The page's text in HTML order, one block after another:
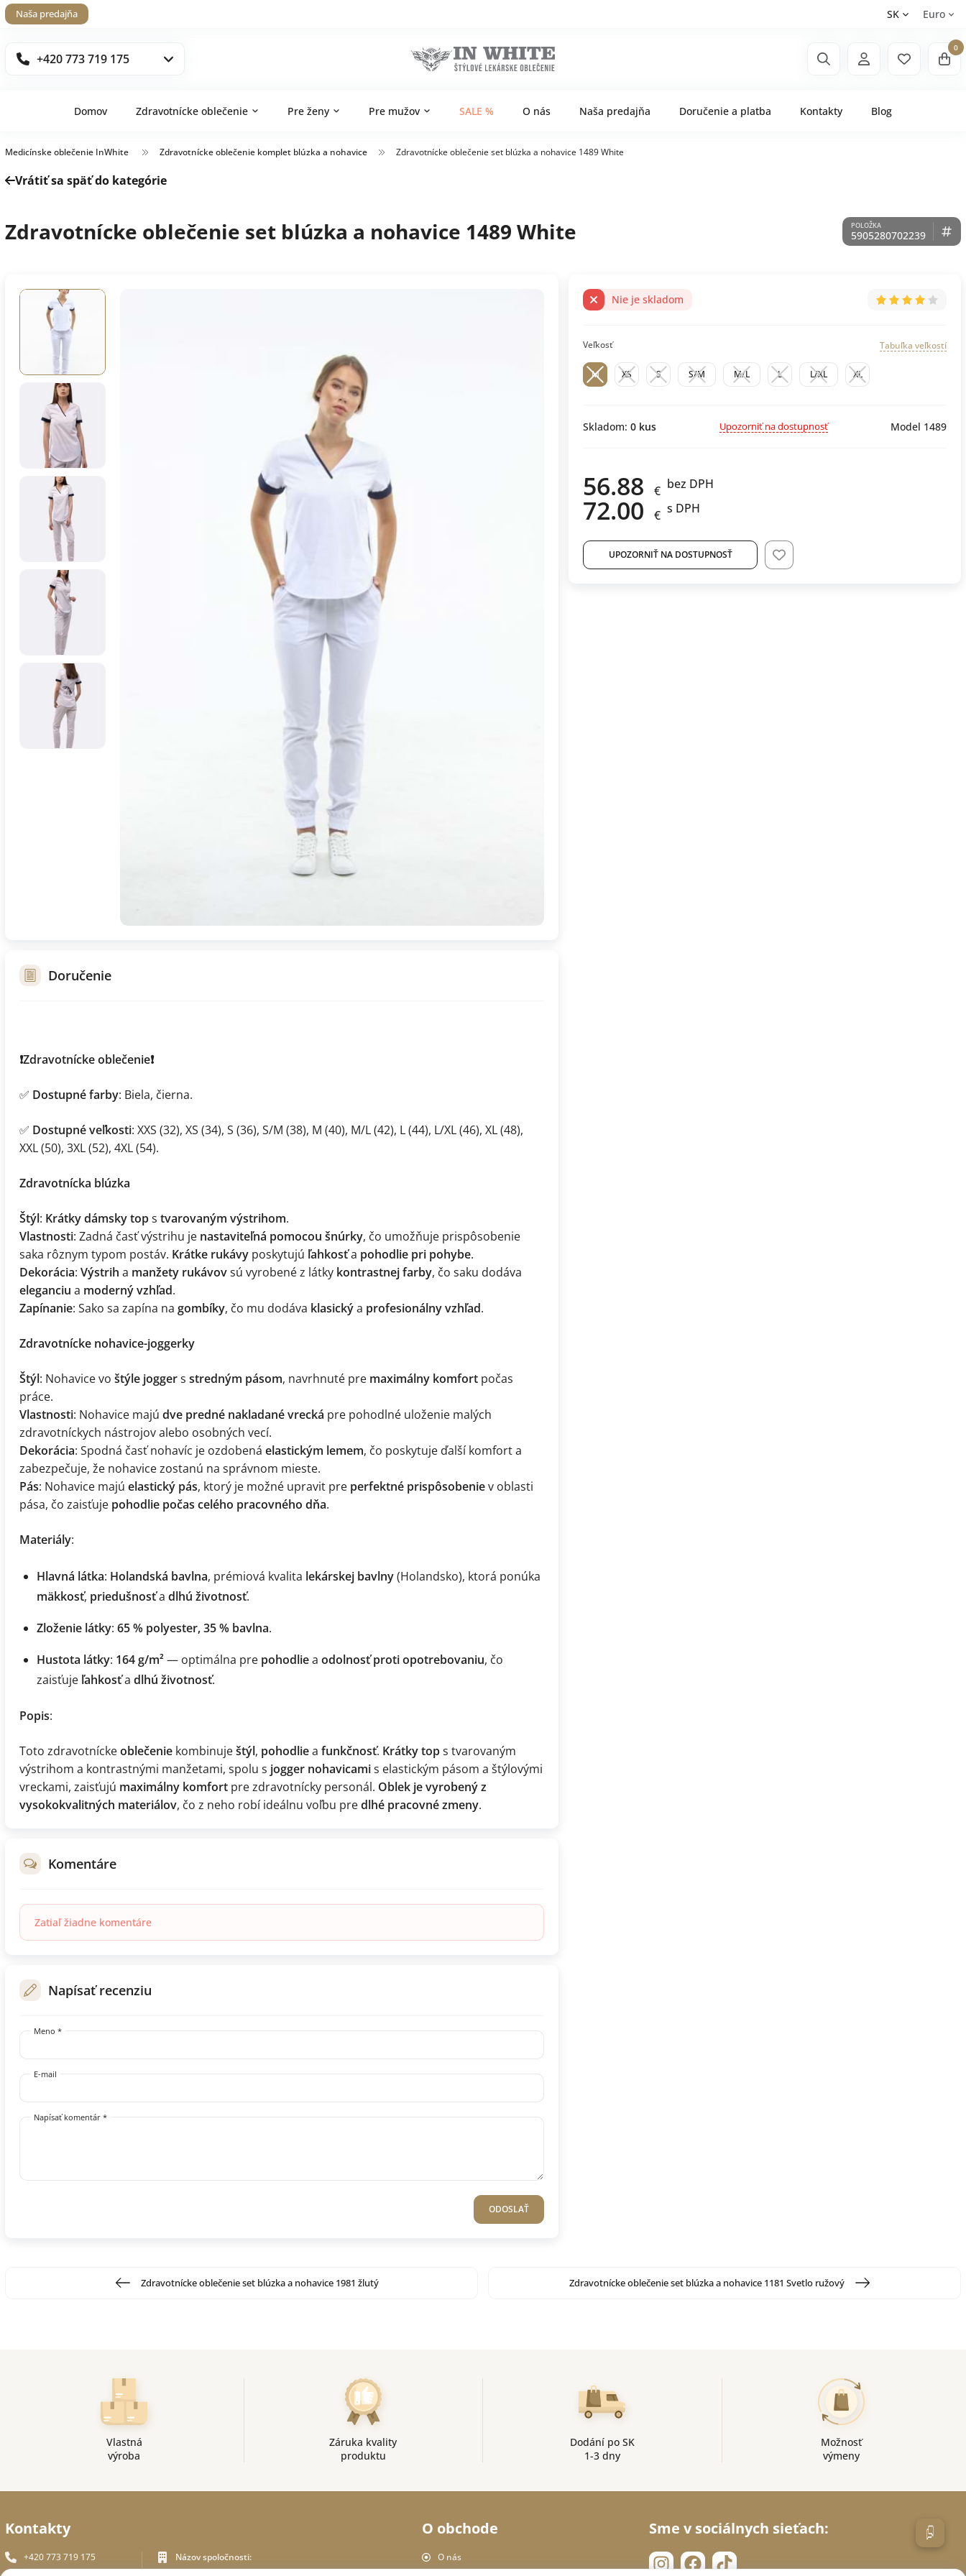
Naša predajňa SK Euro
+420 773 719 175
0
Domov Zdravotnícke oblečenie Pre ženy Pre mužov SALE % O nás Naša predajňa Doručenie a platba Kontakty Blog
Medicínske oblečenie InWhite Zdravotnícke oblečenie komplet blúzka a nohavice Zdravotnícke oblečenie set blúzka a nohavice 1489 White
Vrátiť sa späť do kategórie
Zdravotnícke oblečenie set blúzka a nohavice 1489 White 5905280702239
Nie je skladom
Veľkosť Tabuľka veľkostí
M XS S S/M M/L L L/XL XL
Skladom: 0 kus Upozorniť na dostupnosť Model 1489
56.88 € bez DPH
72.00 € s DPH
UPOZORNIŤ NA DOSTUPNOSŤ
Doručenie
❗Zdravotnícke oblečenie❗
✅ Dostupné farby: Biela, čierna.
✅ Dostupné veľkosti: XXS (32), XS (34), S (36), S/M (38), M (40), M/L (42), L (44), L/XL (46), XL (48),
XXL (50), 3XL (52), 4XL (54).
Zdravotnícka blúzka
Štýl: Krátky dámsky tops tvarovaným výstrihom.
Vlastnosti: Zadná časť výstrihu je nastaviteľná pomocou šnúrky, čo umožňuje prispôsobenie
saka rôznym typom postáv. Krátke rukávy poskytujú ľahkosťa pohodlie pri pohybe.
Dekorácia: Výstrih a manžety rukávovsú vyrobené z látky kontrastnej farby, čo saku dodáva
eleganciu a moderný vzhľad.
Zapínanie: Sako sa zapína na gombíky, čo mu dodáva klasickýa profesionálny vzhľad.
Zdravotnícke nohavice-joggerky
Štýl: Nohavice vo štýle joggers stredným pásom, navrhnuté pre maximálny komfort počas
práce.
Vlastnosti: Nohavice majú dve predné nakladané vrecká pre pohodlné uloženie malých
zdravotníckych nástrojov alebo osobných vecí.
Dekorácia: Spodná časť nohavíc je ozdobená elastickým lemem, čo poskytuje ďalší komfort a
zabezpečuje, že nohavice zostanú na správnom mieste.
Pás: Nohavice majú elastický pás, ktorý je možné upravit pre perfektné prispôsobeniev oblasti
pása, čo zaisťuje pohodlie počas celého pracovného dňa.
Materiály:
Hlavná látka: Holandská bavlna, prémiová kvalita lekárskej bavlny(Holandsko), ktorá ponúka
mäkkosť, priedušnosťa dlhú životnosť.
Zloženie látky: 65 % polyester, 35 % bavlna.
Hustota látky: 164 g/m²— optimálna pre pohodliea odolnosť proti opotrebovaniu, čo
zaisťuje ľahkosťa dlhú životnosť.
Popis:
Toto zdravotníckeoblečenie kombinuještýl, pohodliea funkčnosť. Krátky tops tvarovaným
výstrihom a kontrastnými manžetami, spolu s jogger nohavicamis elastickým pásom a štýlovými
vreckami, zaisťujú maximálny komfort pre zdravotnícky personál. Oblek je vyrobený z
vysokokvalitných materiálov, čo z neho robí ideálnu voľbu predlhé pracovné zmeny.
Komentáre
Zatiaľ žiadne komentáre
Napísať recenziu
Meno *
E-mail
Napísať komentár *
ODOSLAŤ
Zdravotnícke oblečenie set blúzka a nohavice 1981 žlutý Zdravotnícke oblečenie set blúzka a nohavice 1181 Svetlo ružový
Vlastná
výroba
Záruka kvality
produktu
Dodání po SK
1-3 dny
Možnosť
výmeny
Kontakty
+420 773 719 175
Názov spoločnosti:
O obchode
O nás
Sme v sociálnych sieťach: